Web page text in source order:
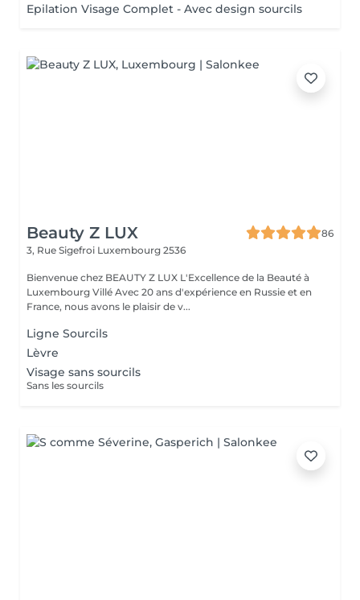
Epilation Visage Complet - Avec design sourcils
Beauty Z LUX
86
3, Rue Sigefroi Luxembourg 2536
Bienvenue chez BEAUTY Z LUX L'Excellence de la Beauté à
Luxembourg Villé Avec 20 ans d'expérience en Russie et en
France, nous avons le plaisir de v...
Ligne Sourcils
Lèvre
Visage sans sourcils
Sans les sourcils